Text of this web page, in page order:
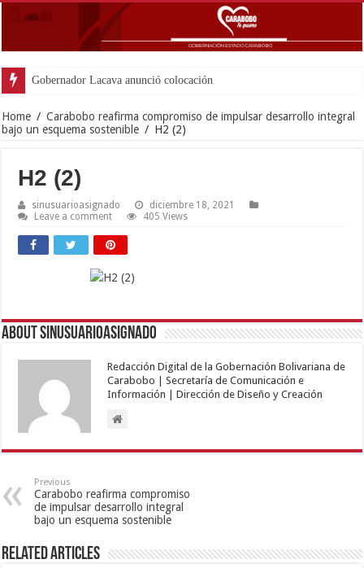
Gobernador Lacava anunció colocación de más de m
Home / Carabobo reafirma compromiso de impulsar desarrollo integral
bajo un esquema sostenible / H2 (2)
H2 (2)
sinusuarioasignado
diciembre 18, 2021
Leave a comment
405 Views
About sinusuarioasignado
Redacción Digital de la Gobernación Bolivariana de
Carabobo | Secretaría de Comunicación e
Información | Dirección de Diseño y Creación
Previous
Carabobo reafirma compromiso
de impulsar desarrollo integral
bajo un esquema sostenible
Related Articles